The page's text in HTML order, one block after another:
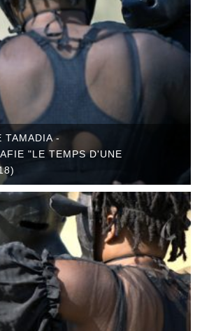
TAMADIA -
"LE TEMPS D'UNE